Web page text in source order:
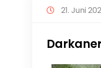
21. Juni